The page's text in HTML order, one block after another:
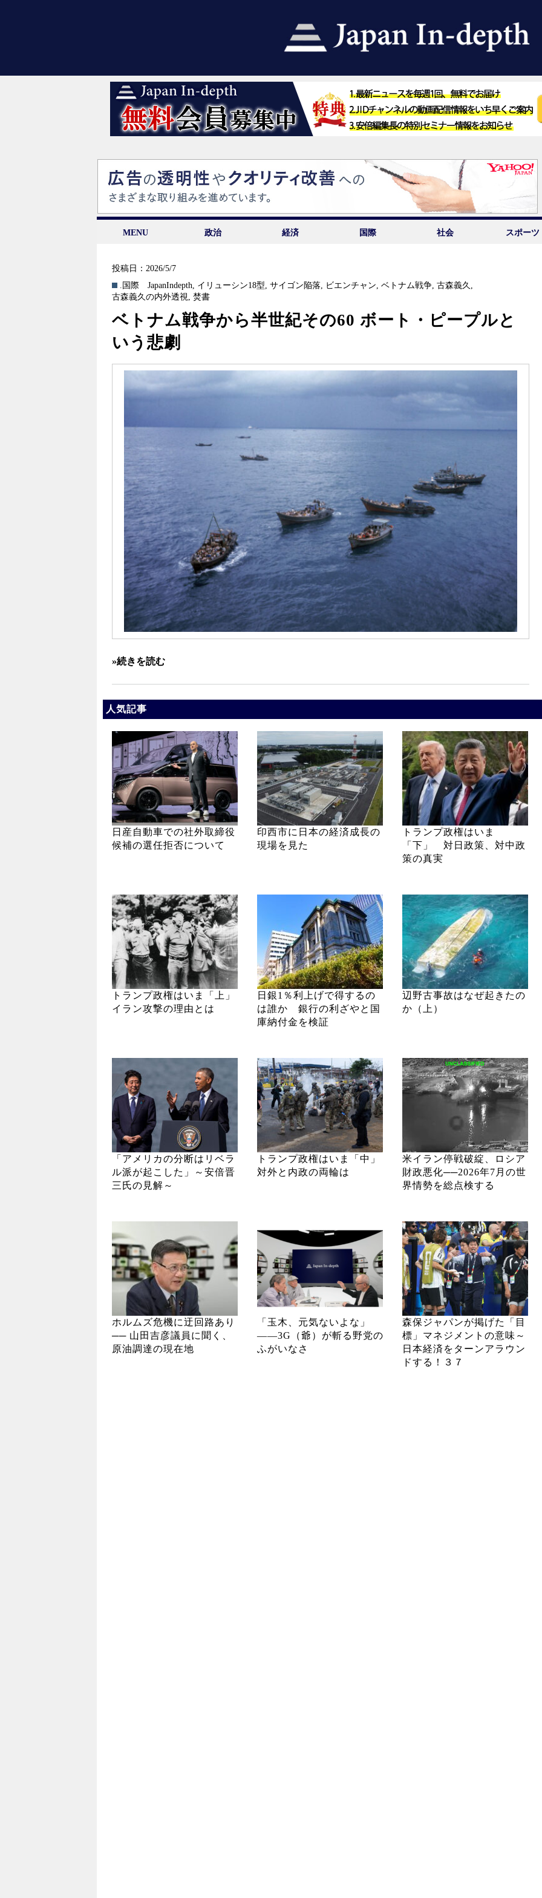
MENU 政治 経済 国際 社会 スポーツ
投稿日：2026/5/7
.国際
JapanIndepth, イリューシン18型,サイゴン陥落, ビエンチャン,ベトナム戦争,古森義久 ,
古森義久の内外透視, 焚書
ベトナム戦争から半世紀その60 ボート・ピープルと
いう悲劇
»続きを読む
人気記事
日産自動車での社外取締役
候補の選任拒否について
印西市に日本の経済成長の
現場を見た
トランプ政権はいま
「下」 対日政策、対中政
策の真実
トランプ政権はいま「上」
イラン攻撃の理由とは
日銀1％利上げで得するの
は誰か 銀行の利ざやと国
庫納付金を検証
辺野古事故はなぜ起きたの
か（上）
「アメリカの分断はリベラ
ル派が起こした」～安倍晋
三氏の見解～
トランプ政権はいま「中」
対外と内政の両輪は
米イラン停戦破綻、ロシア
財政悪化──2026年7月の世
界情勢を総点検する
ホルムズ危機に迂回路あり
── 山田吉彦議員に聞く、
原油調達の現在地
「玉木、元気ないよな」
――3G（爺）が斬る野党の
ふがいなさ
森保ジャパンが掲げた「目
標」マネジメントの意味～
日本経済をターンアラウン
ドする！３７